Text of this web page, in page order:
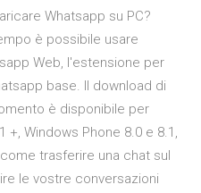
Whatsapp su PC?
è possibile usare
Web, l'estensione per
base. Il download di
è disponibile per
+, Windows Phone 8.0 e 8.1,
trasferire una chat sul
le vostre conversazioni